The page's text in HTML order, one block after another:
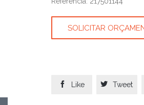
SOLICITAR
 Like  Tweet